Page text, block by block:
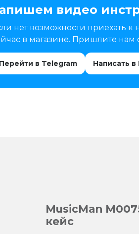
видео
нет возможности приехать
в магазине. Пришлите нам
Перейти в Telegram Написать в
MusicMan
кейс